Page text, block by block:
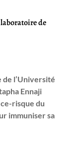
de
l’Université
Ennaji
risque du
immuniser sa